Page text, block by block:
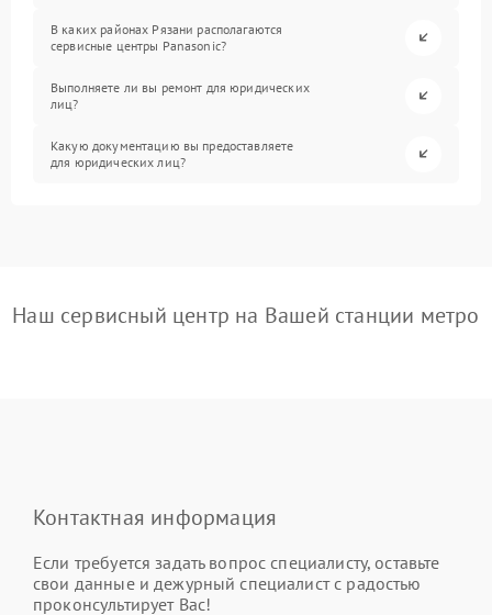
В каких районах Рязани располагаются
сервисные центры Panasonic?
Выполняете ли вы ремонт для юридических
лиц?
Какую документацию вы предоставляете
для юридических лиц?
Наш сервисный центр на Вашей станции метро
Контактная информация
Если требуется задать вопрос специалисту, оставьте
свои данные и дежурный специалист с радостью
проконсультирует Вас!